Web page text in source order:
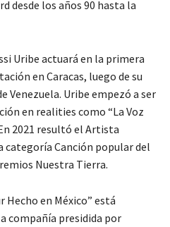
desde los años 90 hasta la
Uribe actuará en la primera
en Caracas, luego de su
Venezuela. Uribe empezó a ser
en realities como “La Voz
2021 resultó el Artista
categoría Canción popular del
Nuestra Tierra.
Hecho en México” está
compañía presidida por